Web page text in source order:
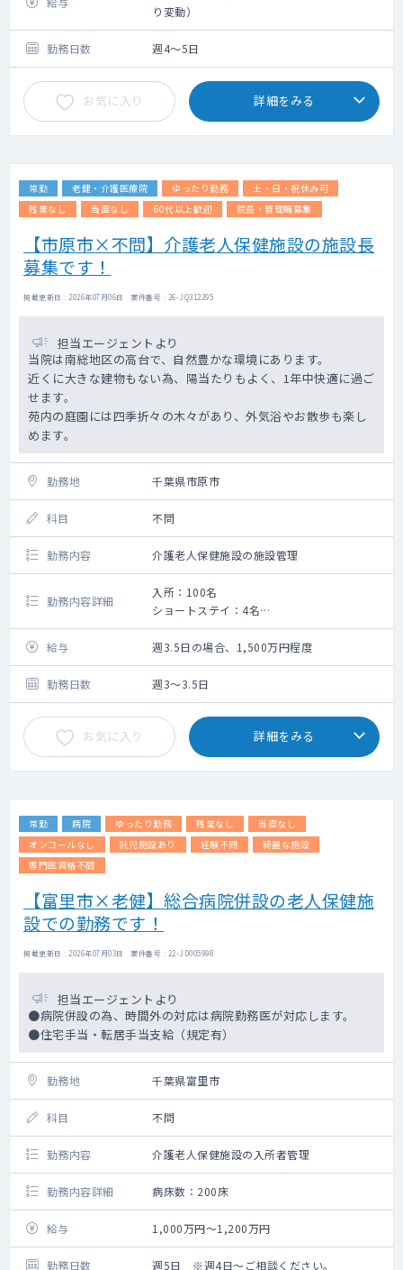
・外来を中心に、可能であれば訪問診療もお
願いいたします。
り変動）
勤務日数 週4～5日
お気に入り 詳細をみる
常勤 老健・介護医療院 ゆったり勤務
土・日・祝休み可
残業なし
当直なし 60代以上歓迎 院長・管理職募集
【市原市×不問】介護老人保健施設の施設長
募集です！
掲載更新日 : 2026年07月06日 案件番号 : 26-JQ312295
担当エージェントより
当院は南総地区の高台で、自然豊かな環境にあります。
近くに大きな建物もない為、陽当たりもよく、1年中快適に過ご
せます。
苑内の庭園には四季折々の木々があり、外気浴やお散歩も楽し
めます。
勤務地 千葉県市原市
科目 不問
勤務内容 介護老人保健施設の施設管理
勤務内容詳細
入所：100名
ショートステイ：4名
デイケア：38名
リハビリにも力を入れており、温熱療法や機
能訓練など、
入所者それぞれに合ったリハビリプランを提
供しています。
ユニット型を採用しているため、少人数で、
家庭的な雰囲気で日々の生活を送られていま
す。
給与 週3.5日の場合、1,500万円程度
勤務日数 週3～3.5日
お気に入り 詳細をみる
常勤 病院 ゆったり勤務 残業なし
当直なし
オンコールなし
託児施設あり 経験不問
綺麗な施設
専門医資格不問
【富里市×老健】総合病院併設の老人保健施
設での勤務です！
掲載更新日 : 2026年07月03日 案件番号 : 22-JD005998
担当エージェントより
●病院併設の為、時間外の対応は病院勤務医が対応します。
●住宅手当・転居手当支給（規定有）
勤務地 千葉県富里市
科目 不問
勤務内容 介護老人保健施設の入所者管理
勤務内容詳細 病床数：200床
給与 1,000万円～1,200万円
勤務日数 週5日 ※週4日～ご相談ください。